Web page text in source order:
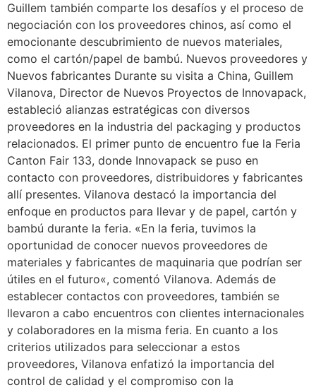
Guillem también comparte los desafíos y el proceso de
negociación con los proveedores chinos, así como el
emocionante descubrimiento de nuevos materiales,
como el cartón/papel de bambú. Nuevos proveedores y
Nuevos fabricantes Durante su visita a China, Guillem
Vilanova, Director de Nuevos Proyectos de Innovapack,
estableció alianzas estratégicas con diversos
proveedores en la industria del packaging y productos
relacionados. El primer punto de encuentro fue la Feria
Canton Fair 133, donde Innovapack se puso en
contacto con proveedores, distribuidores y fabricantes
allí presentes. Vilanova destacó la importancia del
enfoque en productos para llevar y de papel, cartón y
bambú durante la feria. «En la feria, tuvimos la
oportunidad de conocer nuevos proveedores de
materiales y fabricantes de maquinaria que podrían ser
útiles en el futuro«, comentó Vilanova. Además de
establecer contactos con proveedores, también se
llevaron a cabo encuentros con clientes internacionales
y colaboradores en la misma feria. En cuanto a los
criterios utilizados para seleccionar a estos
proveedores, Vilanova enfatizó la importancia del
control de calidad y el compromiso con la